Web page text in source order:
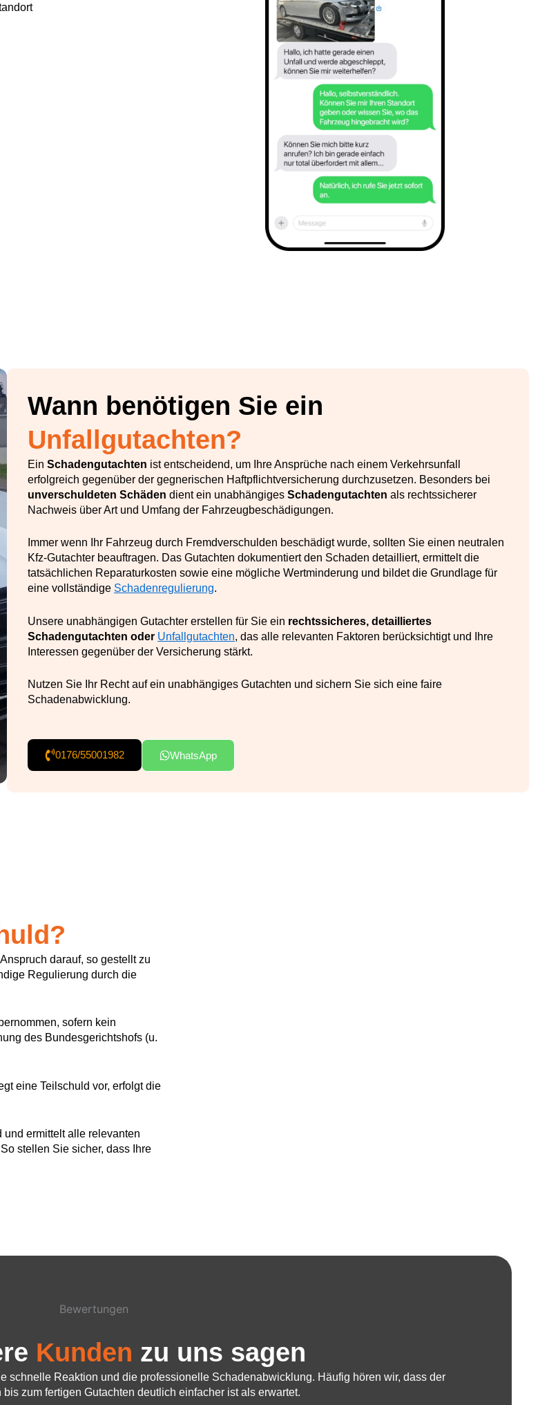
Wann benötigen Sie ein
Unfallgutachten?
Ein Schadengutachten ist entscheidend, um Ihre Ansprüche nach einem Verkehrsunfall
erfolgreich gegenüber der gegnerischen Haftpflichtversicherung durchzusetzen. Besonders bei
unverschuldeten Schäden dient ein unabhängiges Schadengutachten als rechtssicherer
Nachweis über Art und Umfang der Fahrzeugbeschädigungen.
Immer wenn Ihr Fahrzeug durch Fremdverschulden beschädigt wurde, sollten Sie einen neutralen
Kfz-Gutachter beauftragen. Das Gutachten dokumentiert den Schaden detailliert, ermittelt die
tatsächlichen Reparaturkosten sowie eine mögliche Wertminderung und bildet die Grundlage für
eine vollständige Schadenregulierung.
Unsere unabhängigen Gutachter erstellen für Sie ein rechtssicheres, detailliertes
Schadengutachten oder Unfallgutachten, das alle relevanten Faktoren berücksichtigt und Ihre
Interessen gegenüber der Versicherung stärkt.
Nutzen Sie Ihr Recht auf ein unabhängiges Gutachten und sichern Sie sich eine faire
Schadenabwicklung.
0176/55001982 WhatsApp
darauf, so gestellt zu
Regulierung durch die
sofern kein
des Bundesgerichtshofs (u.
eine Teilschuld vor, erfolgt die
ermittelt alle relevanten
stellen Sie sicher, dass Ihre
Bewertungen
Kunden zu uns sagen
schnelle Reaktion und die professionelle Schadenabwicklung. Häufig hören wir, dass der
zum fertigen Gutachten deutlich einfacher ist als erwartet.